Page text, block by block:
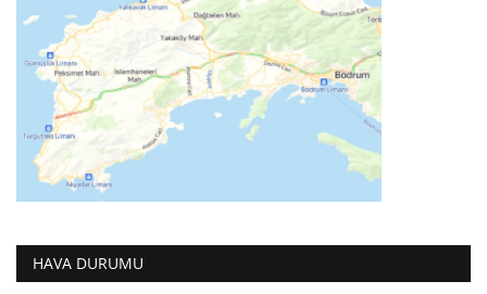
HAVA DURUMU